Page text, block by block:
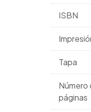
ISBN
Tapa
Número
páginas